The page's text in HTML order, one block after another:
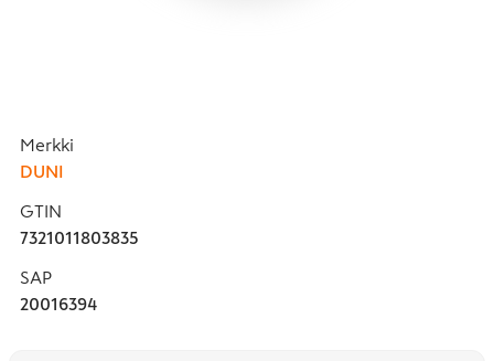
Merkki
DUNI
GTIN
7321011803835
SAP
20016394